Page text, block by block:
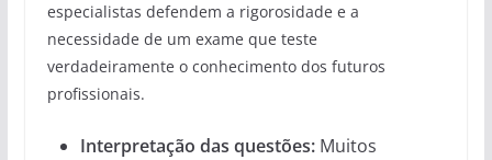
especialistas defendem a rigorosidade e a
necessidade de um exame que teste
verdadeiramente o conhecimento dos futuros
profissionais.
Interpretação das questões:Muitos